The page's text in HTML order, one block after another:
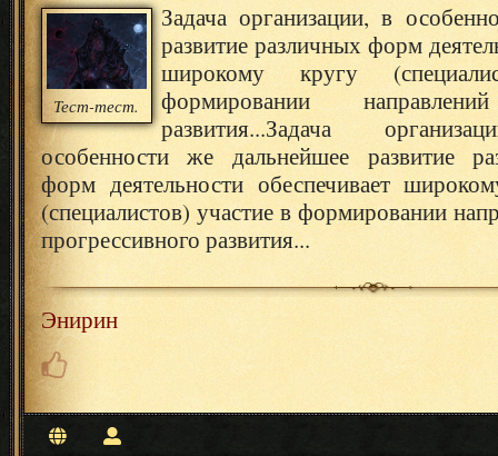
Тест-тест.
Задача организации, в
развитие различных форм
широкому кругу
формировании
развития...Задача
особенности же дальнейшее развитие
форм деятельности обеспечивает
(специалистов) участие в формировании
прогрессивного развития...
Энирин